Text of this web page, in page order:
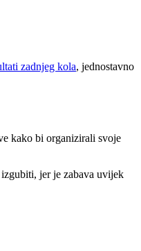
zadnjeg kola, jednostavno
kako bi organizirali svoje
jer je zabava uvijek